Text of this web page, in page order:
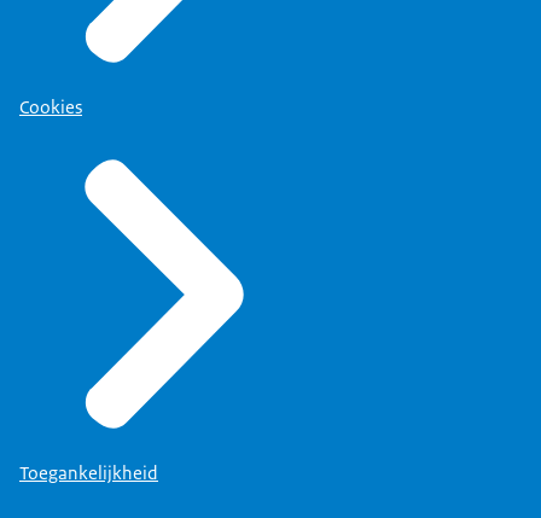
Cookies
Toegankelijkheid